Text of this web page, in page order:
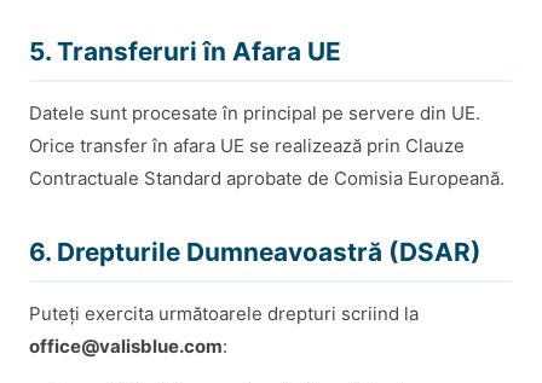
5. Transferuri în Afara UE
Datele sunt procesate în principal pe servere din UE.
Orice transfer în afara UE se realizează prin Clauze
Contractuale Standard aprobate de Comisia Europeană.
6. Drepturile Dumneavoastră (DSAR)
Puteți exercita următoarele drepturi scriind la
office@valisblue.com: